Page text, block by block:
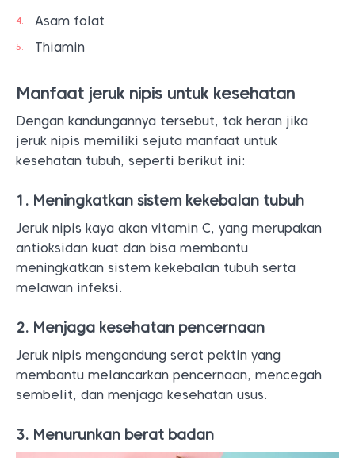
Asam folat
Thiamin
Manfaat jeruk nipis untuk kesehatan
Dengan kandungannya tersebut, tak heran jika
jeruk nipis memiliki sejuta manfaat untuk
kesehatan tubuh, seperti berikut ini:
1. Meningkatkan sistem kekebalan tubuh
Jeruk nipis kaya akan vitamin C, yang merupakan
antioksidan kuat dan bisa membantu
meningkatkan sistem kekebalan tubuh serta
melawan infeksi.
2. Menjaga kesehatan pencernaan
Jeruk nipis mengandung serat pektin yang
membantu melancarkan pencernaan, mencegah
sembelit, dan menjaga kesehatan usus.
3. Menurunkan berat badan